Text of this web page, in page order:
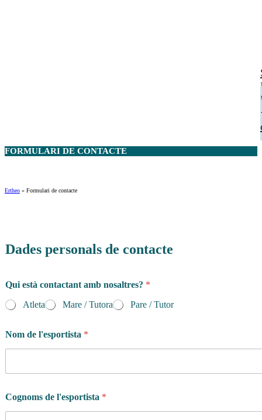
FORMULARI DE CONTACTE
Ertheo » Formulari de contacte
Dades personals de contacte
Qui està contactant amb nosaltres? *
Atleta
Mare / Tutora Pare / Tutor
Nom de l'esportista *
Cognoms de l'esportista *